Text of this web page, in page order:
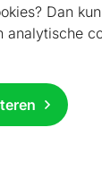
Dan
analytische